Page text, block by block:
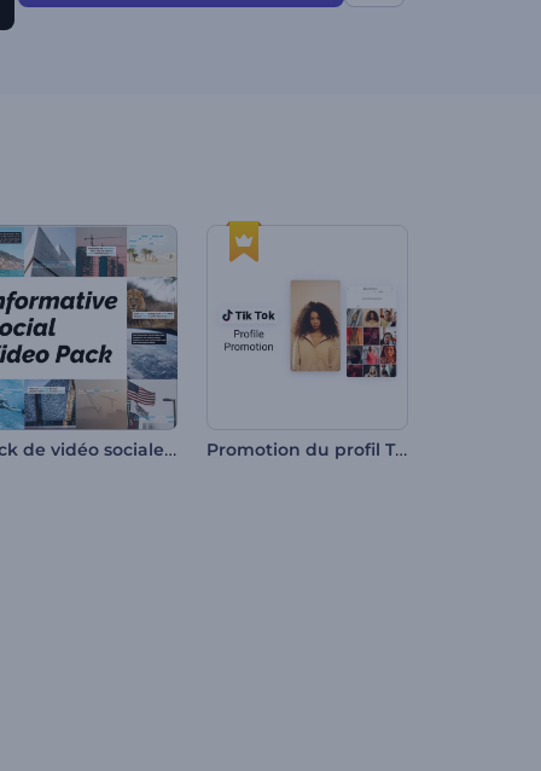
Pack de vidéo sociale informative Promotion du profil TikTok